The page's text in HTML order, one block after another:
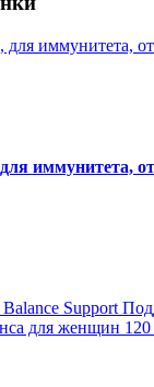
иммунитета, от